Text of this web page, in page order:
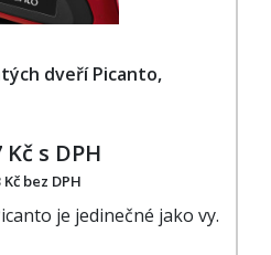
dveří Picanto,
Kč s DPH
Kč bez DPH
je jedinečné jako vy.